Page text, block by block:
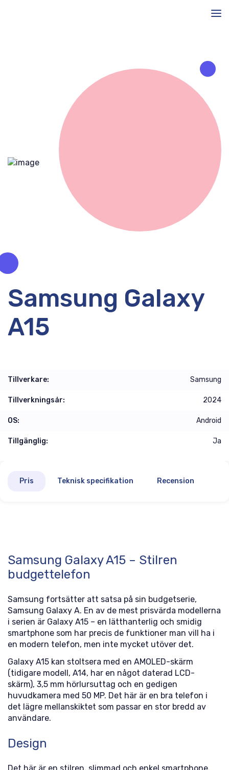
Samsung Galaxy
A15
Tillverkare: Samsung
Tillverkningsår: 2024
OS: Android
Tillgänglig: Ja
Pris Teknisk specifikation Recension
Samsung Galaxy A15 – Stilren
budgettelefon
Samsung fortsätter att satsa på sin budgetserie,
Samsung Galaxy A. En av de mest prisvärda modellerna
i serien är Galaxy A15 – en lätthanterlig och smidig
smartphone som har precis de funktioner man vill ha i
en modern telefon, men inte mycket utöver det.
Galaxy A15 kan stoltsera med en AMOLED-skärm
(tidigare modell, A14, har en något daterad LCD-
skärm), 3,5 mm hörlursuttag och en gedigen
huvudkamera med 50 MP. Det här är en bra telefon i
det lägre mellanskiktet som passar en stor bredd av
användare.
Design